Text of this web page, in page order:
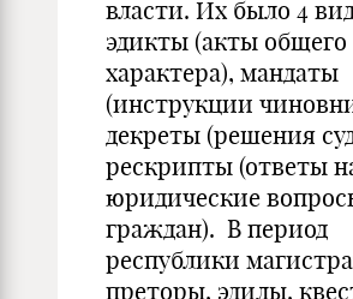
власти. Их было 4
эдикты (акты общего
характера), мандаты
(инструкции
декреты (решения
рескрипты (ответы
юридические
граждан). В период
республики
преторы, эдилы,